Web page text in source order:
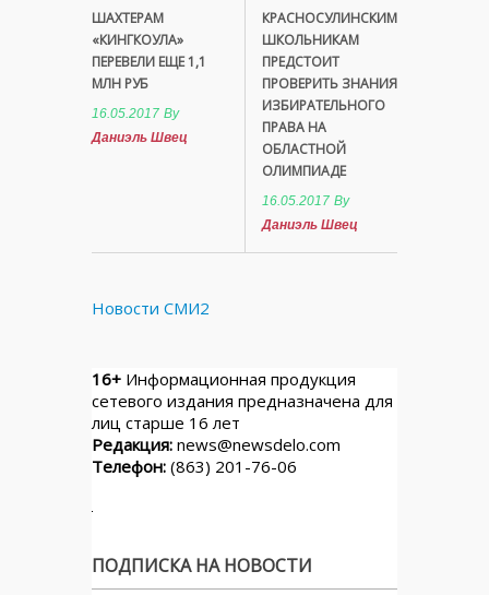
ШАХТЕРАМ
«КИНГКОУЛА»
ПЕРЕВЕЛИ ЕЩЕ 1,1
МЛН РУБ
16.05.2017 By
Даниэль Швец
КРАСНОСУЛИНСКИМ
ШКОЛЬНИКАМ
ПРЕДСТОИТ
ПРОВЕРИТЬ ЗНАНИЯ
ИЗБИРАТЕЛЬНОГО
ПРАВА НА
ОБЛАСТНОЙ
ОЛИМПИАДЕ
16.05.2017 By
Даниэль Швец
Новости СМИ2
16+ Информационная продукция
сетевого издания предназначена для
лиц старше 16 лет
Редакция: news@newsdelo.com
Телефон: (863) 201-76-06
ПОДПИСКА НА НОВОСТИ